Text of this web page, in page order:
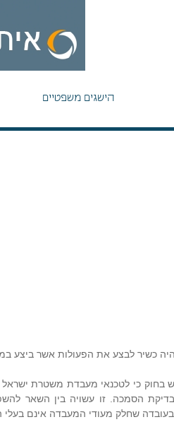
הישגים משפטיים
כשיר לבצע את הפעולות אשר ביצע
בחוק כי לטכנאי מעבדת משטרת
הסמכה. זו עשויה בין השאר
שחלק מעודי המעבדה אינם בעלי